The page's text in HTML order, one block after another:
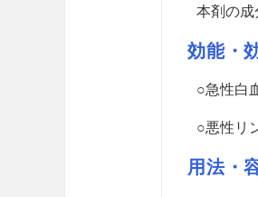
本剤の成
効能・
○急性白
○悪性リ
用法・